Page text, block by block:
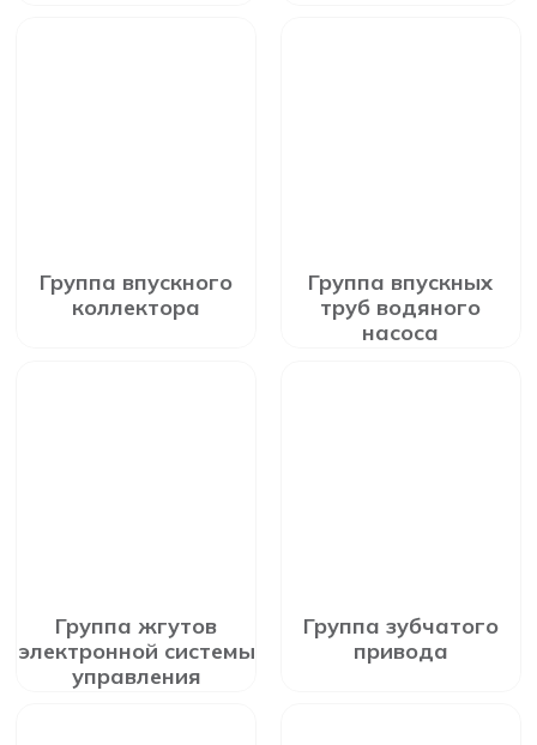
Группа впускного
коллектора
Группа впускных
труб водяного
насоса
Группа жгутов
электронной системы
управления
Группа зубчатого
привода